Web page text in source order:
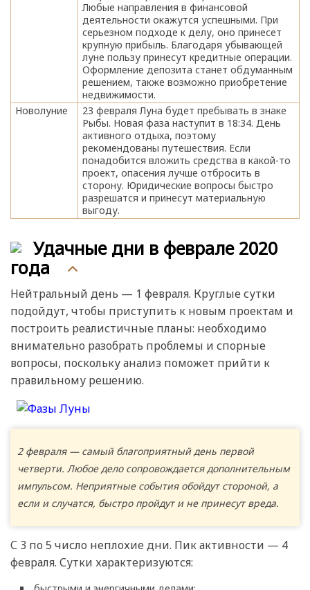
Любые направления в финансовой
деятельности окажутся успешными. При
серьезном подходе к делу, оно принесет
крупную прибыль. Благодаря убывающей
луне пользу принесут кредитные операции.
Оформление депозита станет обдуманным
решением, также возможно приобретение
недвижимости.
Новолуние
23 февраля Луна будет пребывать в знаке
Рыбы. Новая фаза наступит в 18:34. День
активного отдыха, поэтому
рекомендованы путешествия. Если
понадобится вложить средства в какой-то
проект, опасения лучше отбросить в
сторону. Юридические вопросы быстро
разрешатся и принесут материальную
выгоду.
Удачные дни в феврале 2020
года
Нейтральный день — 1 февраля. Круглые сутки
подойдут, чтобы приступить к новым проектам и
построить реалистичные планы: необходимо
внимательно разобрать проблемы и спорные
вопросы, поскольку анализ поможет прийти к
правильному решению.
2 февраля — самый благоприятный день первой
четверти. Любое дело сопровождается дополнительным
импульсом. Неприятные события обойдут стороной, а
если и случатся, быстро пройдут и не принесут вреда.
С 3 по 5 число неплохие дни. Пик активности — 4
февраля. Сутки характеризуются: